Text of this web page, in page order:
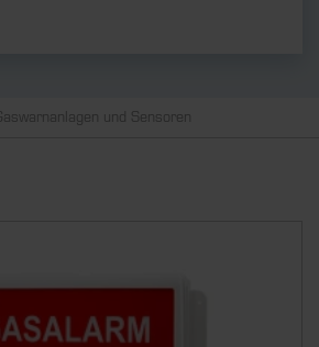
Gaswarnanlagen und Sensoren